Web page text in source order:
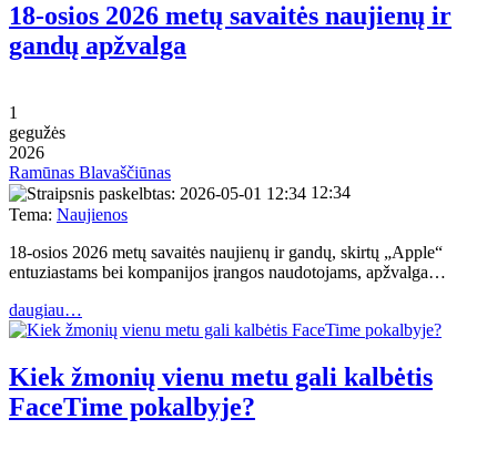
18-osios 2026 metų savaitės naujienų ir
gandų apžvalga
1
gegužės
2026
Ramūnas Blavaščiūnas
12:34
Tema: Naujienos
18-osios 2026 metų savaitės naujienų ir gandų, skirtų „Apple“
entuziastams bei kompanijos įrangos naudotojams, apžvalga…
daugiau…
Kiek žmonių vienu metu gali kalbėtis
FaceTime pokalbyje?